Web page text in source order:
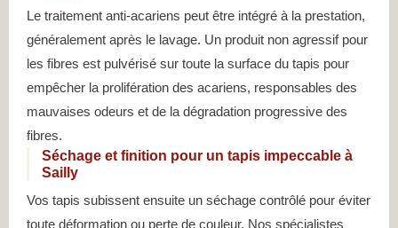
Le traitement anti-acariens peut être intégré à la prestation,
généralement après le lavage. Un produit non agressif pour
les fibres est pulvérisé sur toute la surface du tapis pour
empêcher la prolifération des acariens, responsables des
mauvaises odeurs et de la dégradation progressive des
fibres.
Séchage et finition pour un tapis impeccable à
Sailly
Vos tapis subissent ensuite un séchage contrôlé pour éviter
toute déformation ou perte de couleur. Nos spécialistes